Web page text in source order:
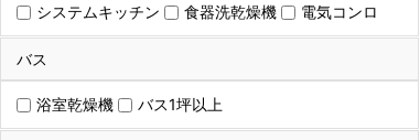
システムキッチン 食器洗乾燥機 電気コンロ
バス
浴室乾燥機 バス1坪以上